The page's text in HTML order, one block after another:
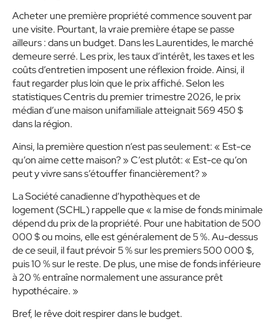
Acheter une première propriété commence souvent par
une visite. Pourtant, la vraie première étape se passe
ailleurs : dans un budget. Dans les Laurentides, le marché
demeure serré. Les prix, les taux d’intérêt, les taxes et les
coûts d’entretien imposent une réflexion froide. Ainsi, il
faut regarder plus loin que le prix affiché. Selon les
statistiques Centris du premier trimestre 2026, le prix
médian d’une maison unifamiliale atteignait 569 450 $
dans la région.
Ainsi, la première question n’est pas seulement: « Est-ce
qu’on aime cette maison? » C’est plutôt: « Est-ce qu’on
peut y vivre sans s’étouffer financièrement? »
La Société canadienne d’hypothèques et de
logement (SCHL) rappelle que « la mise de fonds minimale
dépend du prix de la propriété. Pour une habitation de 500
000 $ ou moins, elle est généralement de 5 %. Au-dessus
de ce seuil, il faut prévoir 5 % sur les premiers 500 000 $,
puis 10 % sur le reste. De plus, une mise de fonds inférieure
à 20 % entraîne normalement une assurance prêt
hypothécaire. »
Bref, le rêve doit respirer dans le budget.